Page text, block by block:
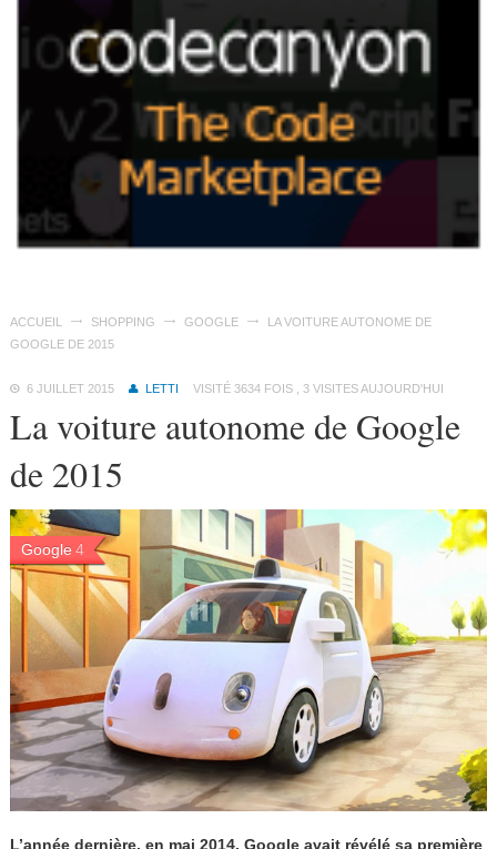
ACCUEIL SHOPPING GOOGLE
LA VOITURE AUTONOME DE
GOOGLE DE 2015
6 JUILLET 2015 LETTI VISITÉ 3634 FOIS , 3 VISITES AUJOURD'HUI
La voiture autonome de Google
de 2015
Google 4
L’année dernière, en mai 2014, Google avait révélé sa première